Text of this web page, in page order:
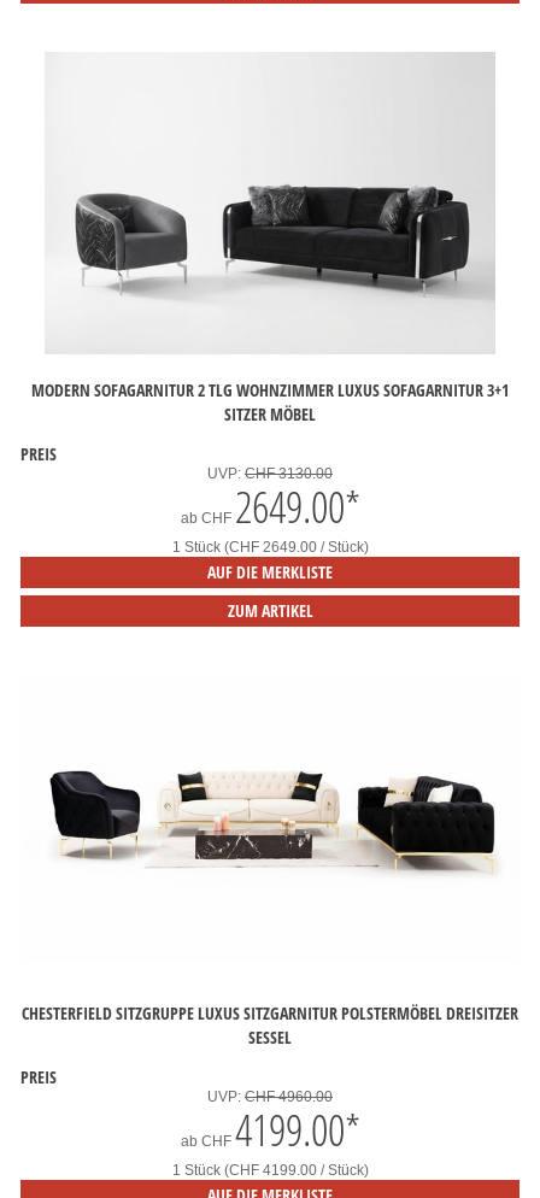
MODERN SOFAGARNITUR 2 TLG WOHNZIMMER LUXUS SOFAGARNITUR 3+1
SITZER MÖBEL
PREIS
UVP: CHF 3130.00
ab CHF 2649.00*
1 Stück (CHF 2649.00 / Stück)
AUF DIE MERKLISTE
ZUM ARTIKEL
CHESTERFIELD SITZGRUPPE LUXUS SITZGARNITUR POLSTERMÖBEL DREISITZER
SESSEL
PREIS
UVP: CHF 4960.00
ab CHF 4199.00*
1 Stück (CHF 4199.00 / Stück)